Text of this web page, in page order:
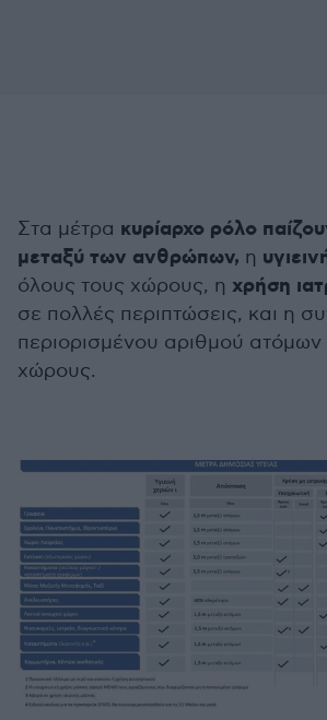
Στα μέτρα κυρίαρχο ρόλο
μεταξύ των ανθρώπων, η
όλους τους χώρους, η χρήση
σε πολλές περιπτώσεις, και η
περιορισμένου αριθμού ατόμων
χώρους.